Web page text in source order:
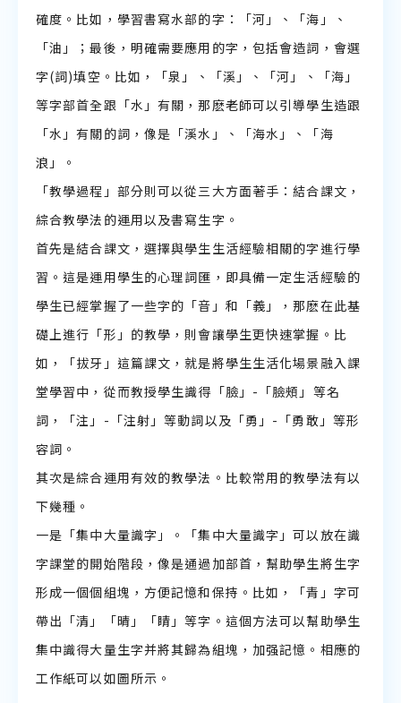
確度。比如，學習書寫水部的字：「河」、「海」、
「油」；最後，明確需要應用的字，包括會造詞，會選
字(詞)填空。比如，「泉」、「溪」、「河」、「海」
等字部首全跟「水」有關，那麽老師可以引導學生造跟
「水」有關的詞，像是「溪水」、「海水」、「海
浪」。
「教學過程」部分則可以從三大方面著手：結合課文，
綜合教學法的運用以及書寫生字。
首先是結合課文，選擇與學生生活經驗相關的字進行學
習。這是運用學生的心理詞匯，即具備一定生活經驗的
學生已經掌握了一些字的「音」和「義」，那麽在此基
礎上進行「形」的教學，則會讓學生更快速掌握。比
如，「拔牙」這篇課文，就是將學生生活化場景融入課
堂學習中，從而教授學生識得「臉」-「臉頰」等名
詞，「注」-「注射」等動詞以及「勇」-「勇敢」等形
容詞。
其次是綜合運用有效的教學法。比較常用的教學法有以
下幾種。
一是「集中大量識字」。「集中大量識字」可以放在識
字課堂的開始階段，像是通過加部首，幫助學生將生字
形成一個個組塊，方便記憶和保持。比如，「青」字可
帶出「清」「晴」「睛」等字。這個方法可以幫助學生
集中識得大量生字并將其歸為組塊，加强記憶。相應的
工作紙可以如圖所示。